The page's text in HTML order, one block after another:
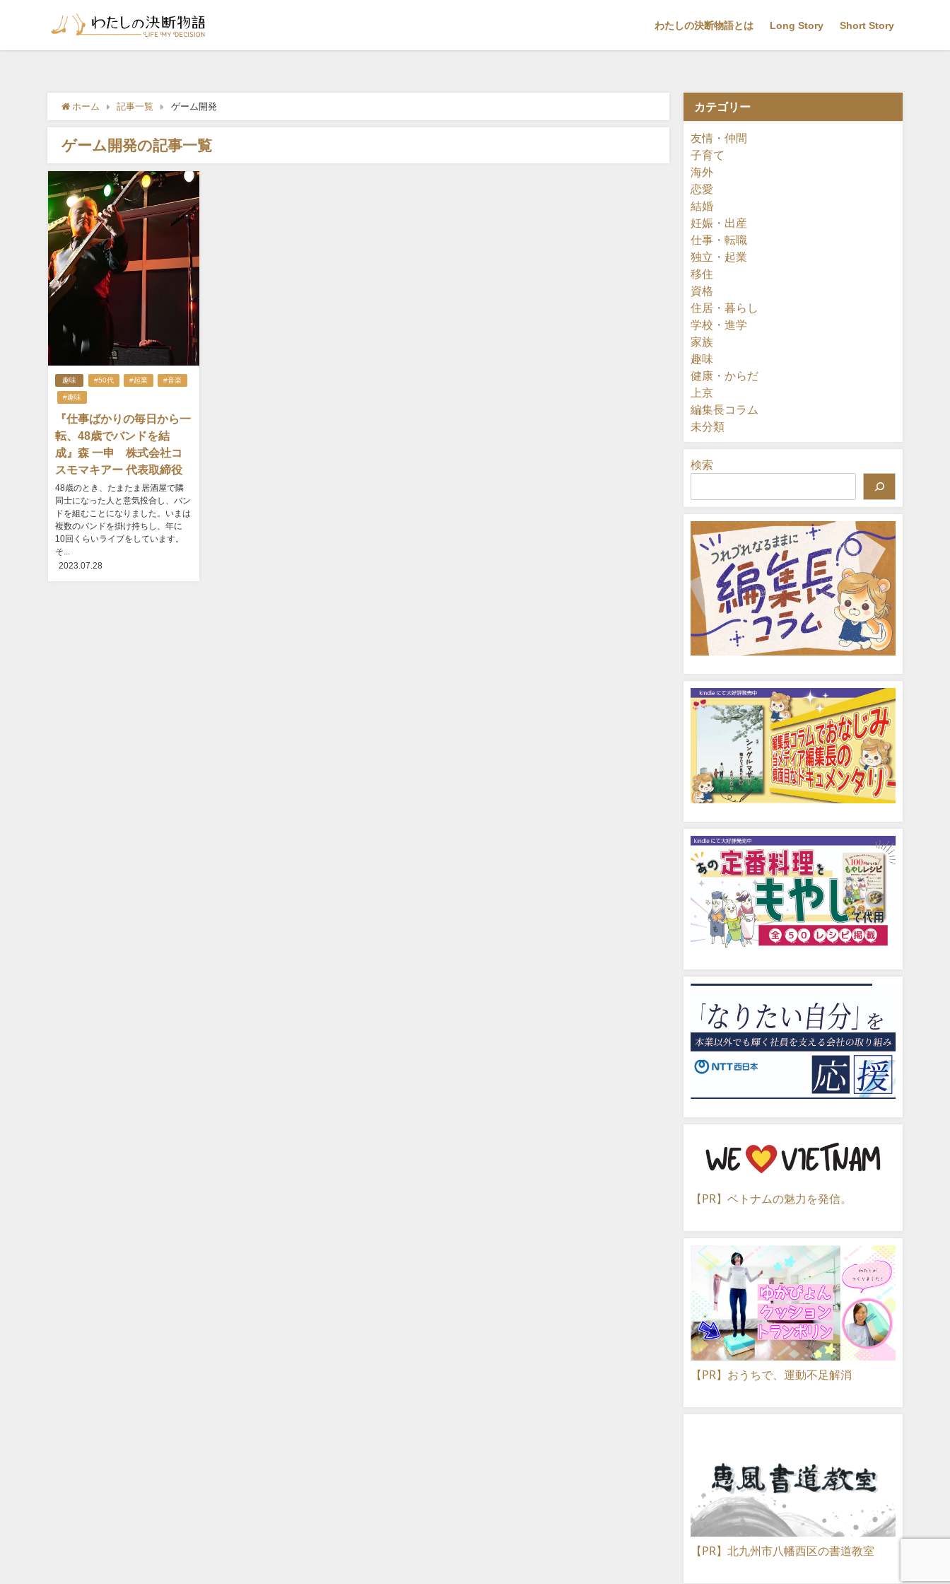
わたしの決断物語とは Long Story Short Story
ホーム 記事一覧 ゲーム開発
ゲーム開発の記事一覧
趣味 #50代 #起業 #音楽
#趣味
『仕事ばかりの毎日から一
転、48歳でバンドを結
成』森 一申 株式会社コ
スモマキアー 代表取締役
48歳のとき、たまたま居酒屋で隣
同士になった人と意気投合し、バン
ドを組むことになりました。いまは
複数のバンドを掛け持ちし、年に
10回くらいライブをしています。
そ...
2023.07.28
カテゴリー
友情・仲間
子育て
海外
恋愛
結婚
妊娠・出産
仕事・転職
独立・起業
移住
資格
住居・暮らし
学校・進学
家族
趣味
健康・からだ
上京
編集長コラム
未分類
検索
【PR】ベトナムの魅力を発信。
【PR】おうちで、運動不足解消
【PR】北九州市八幡西区の書道教室